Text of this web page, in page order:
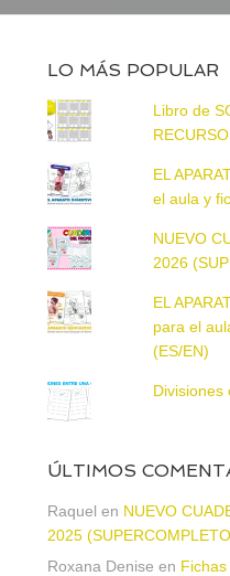
LO MÁS POPULAR
Libro de
EL
el aula y
NUEVO
2026
EL
para el
(ES/EN)
Divisiones
ÚLTIMOS
Raquel en NUEVO
2025
Roxana Denise en